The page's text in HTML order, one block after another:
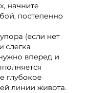
начните
постепенно
(если нет
слегка
вперед и
глубокое
линии живота.